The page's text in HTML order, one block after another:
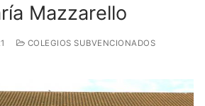
Mazzarello
COLEGIOS SUBVENCIONADOS